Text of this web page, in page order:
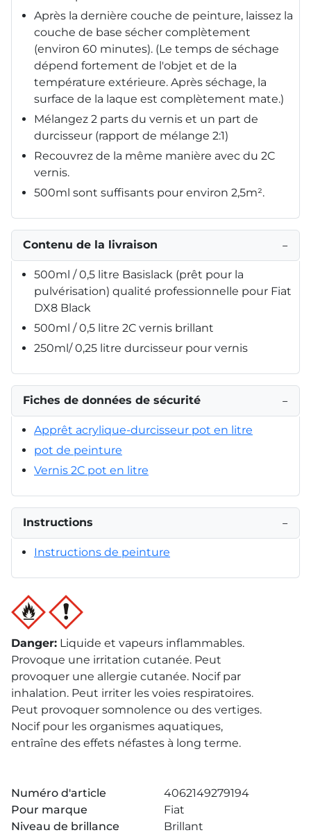
Après la dernière couche de peinture, laissez la
couche de base sécher complètement
(environ 60 minutes). (Le temps de séchage
dépend fortement de l'objet et de la
température extérieure. Après séchage, la
surface de la laque est complètement mate.)
Mélangez 2 parts du vernis et un part de
durcisseur (rapport de mélange 2:1)
Recouvrez de la même manière avec du 2C
vernis.
500ml sont suffisants pour environ 2,5m².
Contenu de la livraison −
500ml / 0,5 litre Basislack (prêt pour la
pulvérisation) qualité professionnelle pour Fiat
DX8 Black
500ml / 0,5 litre 2C vernis brillant
250ml/ 0,25 litre durcisseur pour vernis
Fiches de données de sécurité −
Apprêt acrylique-durcisseur pot en litre
pot de peinture
Vernis 2C pot en litre
Instructions −
Instructions de peinture
Danger: Liquide et vapeurs inflammables.
Provoque une irritation cutanée. Peut
provoquer une allergie cutanée. Nocif par
inhalation. Peut irriter les voies respiratoires.
Peut provoquer somnolence ou des vertiges.
Nocif pour les organismes aquatiques,
entraîne des effets néfastes à long terme.
Numéro d'article
4062149279194
Pour marque
Fiat
Niveau de brillance
Brillant